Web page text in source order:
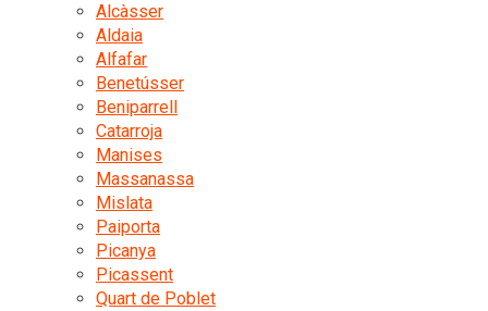
Alcàsser
Aldaia
Alfafar
Benetússer
Beniparrell
Catarroja
Manises
Massanassa
Mislata
Paiporta
Picanya
Picassent
Quart de Poblet